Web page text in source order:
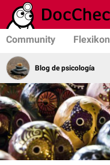
Community Flexikon
Blog de psicología